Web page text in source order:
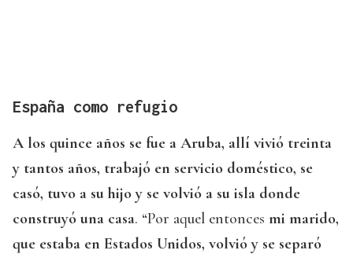
España como refugio
A los quince años se fue a Aruba, allí vivió treinta
y tantos años, trabajó en servicio doméstico, se
casó, tuvo a su hijo y se volvió a su isla donde
construyó una casa. “Por aquel entonces mi marido,
que estaba en Estados Unidos, volvió y se separó